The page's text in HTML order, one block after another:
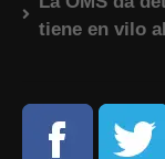
tiene en vilo